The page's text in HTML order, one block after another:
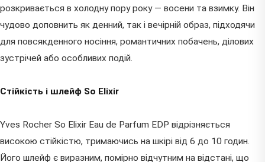
розкривається в холодну пору року — восени та взимку. Він
чудово доповнить як денний, так і вечірній образ, підходячи
для повсякденного носіння, романтичних побачень, ділових
зустрічей або особливих подій.
Стійкість і шлейф So Elixir
Yves Rocher So Elixir Eau de Parfum EDP відрізняється
високою стійкістю, тримаючись на шкірі від 6 до 10 годин.
Його шлейф є виразним, помірно відчутним на відстані, що